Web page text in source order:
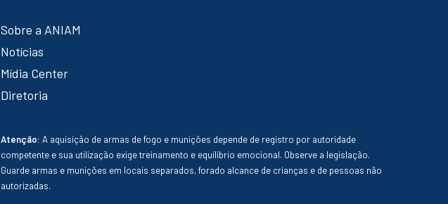
Sobre a ANIAM
Notícias
Mídia Center
Diretoria
Atenção: A aquisição de armas de fogo e munições depende de registro por autoridade
competente e sua utilização exige treinamento e equilíbrio emocional. Observe a legislação.
Guarde armas e munições em locais separados, forado alcance de crianças e de pessoas não
autorizadas.